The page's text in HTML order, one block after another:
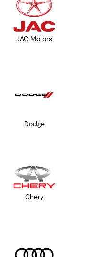
JAC Motors
Dodge
Chery